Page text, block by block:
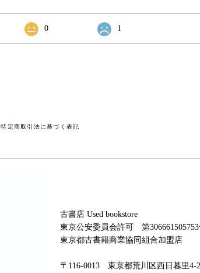
0 1
特定商取引法に基づく表記
古書店 Used bookstore
東京公安委員会許可 第
東京都古書籍商業協同組合加盟店
〒116-0013 東京都荒川区西日暮里